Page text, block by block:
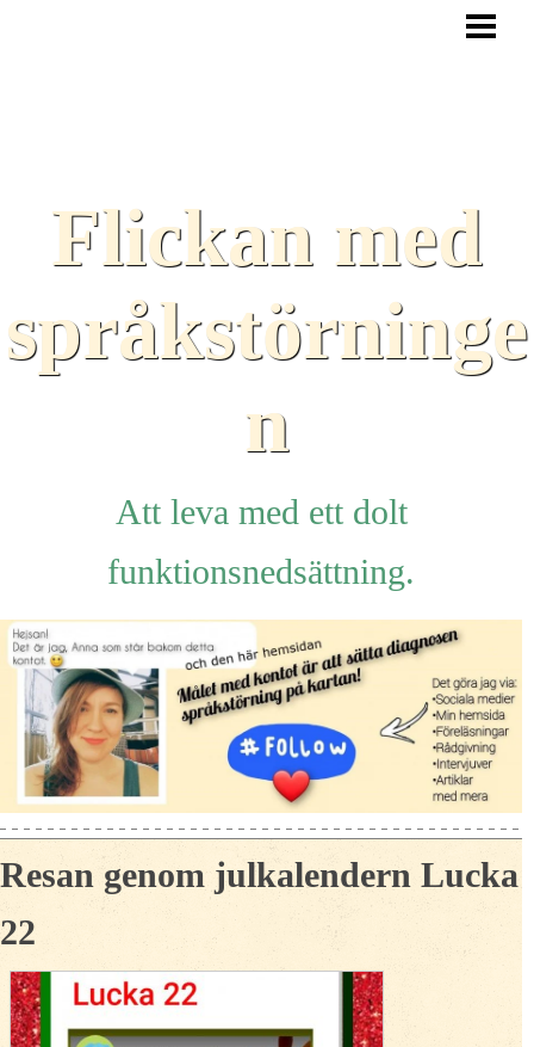
HJÄLPMEDEL
LÄNKAR
Flickan med
språkstörninge
n
Att leva med ett dolt
funktionsnedsättning.
Resan genom julkalendern Lucka
22